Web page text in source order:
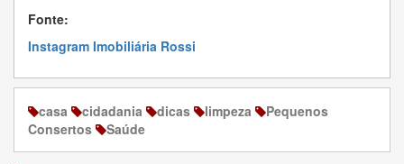
Fonte:
Instagram Imobiliária Rossi
casa cidadania dicas limpeza
Pequenos
Consertos
Saúde